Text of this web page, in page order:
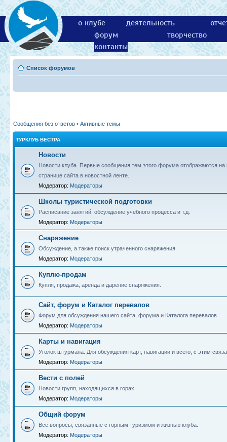
о клубе деятельность
форум
творчество
контакты
Список форумов
Сообщения без ответов • Активные темы
ТУРКЛУБ ВЕСТРА
Новости
Новости клуба. Первые сообщения тем этого форума отображаются на
странице сайта в новостной ленте.
Модератор: Модераторы
Школы туристической подготовки
Расписание занятий, обсуждение учебного процесса и т.д.
Модератор: Модераторы
Снаряжение
Обсуждение, а также поиск утраченного снаряжения.
Модератор: Модераторы
Куплю-продам
Купля, продажа, аренда и дарение снаряжения.
Сайт, форум и Каталог перевалов
Форум для обсуждения нашего сайта, форума и Каталога перевалов
Модератор: Модераторы
Карты и навигация
Уголок штурмана. Для обсуждения карт, навигации и всего, с этим
Модератор: Модераторы
Вести с полей
Новости групп, находящихся в горах
Модератор: Модераторы
Общий форум
Все вопросы, связанные с горным туризмом и жизнью клуба.
Модератор: Модераторы